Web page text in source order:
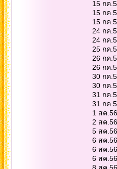
15 กค
15 กค
15 กค
24 กค
24 กค
25 กค
26 กค
26 กค
30 กค
30 กค
31 กค
31 กค
1 สค
2 สค
5 สค
6 สค
6 สค
6 สค
8 สค